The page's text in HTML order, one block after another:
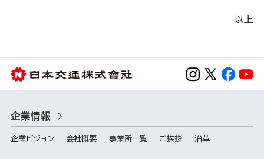
以上
企業情報
企業ビジョン 会社概要 事業所一覧 ご挨拶 沿革